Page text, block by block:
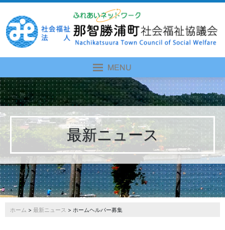
最新ニュース
ホーム > 最新ニュース > ホームヘルパー募集